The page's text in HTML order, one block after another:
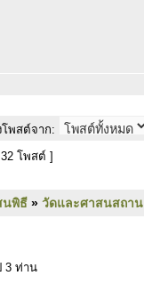
พสต์จาก:
32 โพสต์ ]
นพิธี » วัดและศาสนสถาน
3 ท่าน